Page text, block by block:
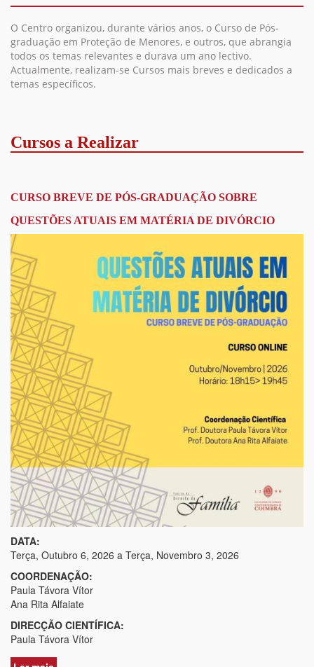
O Centro organizou, durante vários anos, o Curso de Pós-
graduação em Proteção de Menores, e outros, que abrangia
todos os temas relevantes e durava um ano lectivo.
Actualmente, realizam-se Cursos mais breves e dedicados a
temas específicos.
Cursos a Realizar
CURSO BREVE DE PÓS-GRADUAÇÃO SOBRE
QUESTÕES ATUAIS EM MATÉRIA DE DIVÓRCIO
DATA:
Terça, Outubro 6, 2026 a Terça, Novembro 3, 2026
COORDENAÇÃO:
Paula Távora Vítor
Ana Rita Alfaiate
DIRECÇÃO CIENTÍFICA:
Paula Távora Vítor